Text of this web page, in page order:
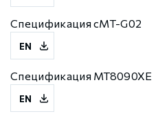
Спецификация cMT-G02
EN
Спецификация MT8090XE
EN